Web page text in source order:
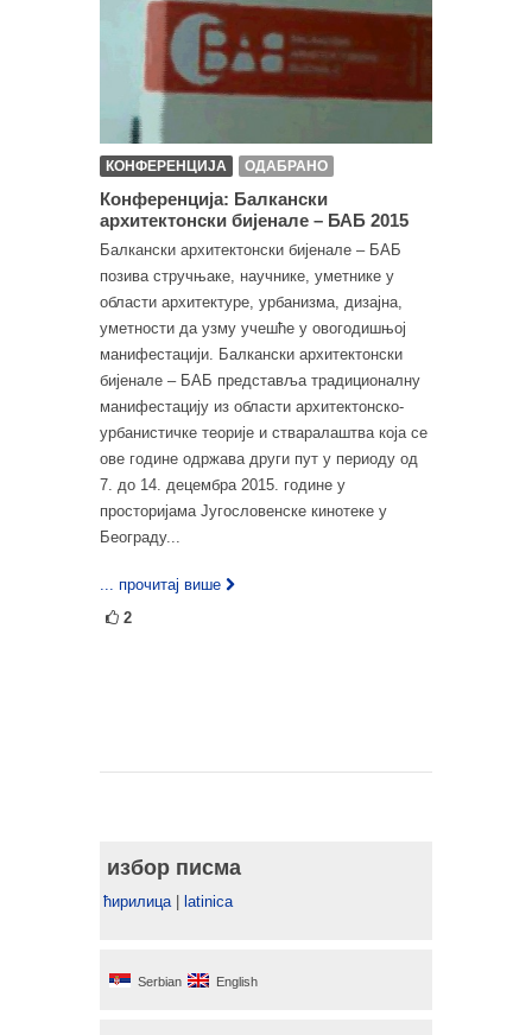
КОНФЕРЕНЦИЈА ОДАБРАНО
Конференција: Балкански
архитектонски бијенале – БАБ 2015
Балкански архитектонски бијенале – БАБ
позива стручњаке, научнике, уметнике у
области архитектуре, урбанизма, дизајна,
уметности да узму учешће у овогодишњој
манифестацији. Балкански архитектонски
бијенале – БАБ представља традиционалну
манифестацију из области архитектонско-
урбанистичке теорије и стваралаштва која се
ове године одржава други пут у периоду од
7. до 14. децембра 2015. године у
просторијама Југословенске кинотеке у
Београду...
... прочитај више
2
избор писма
ћирилица| latinica
Serbian English